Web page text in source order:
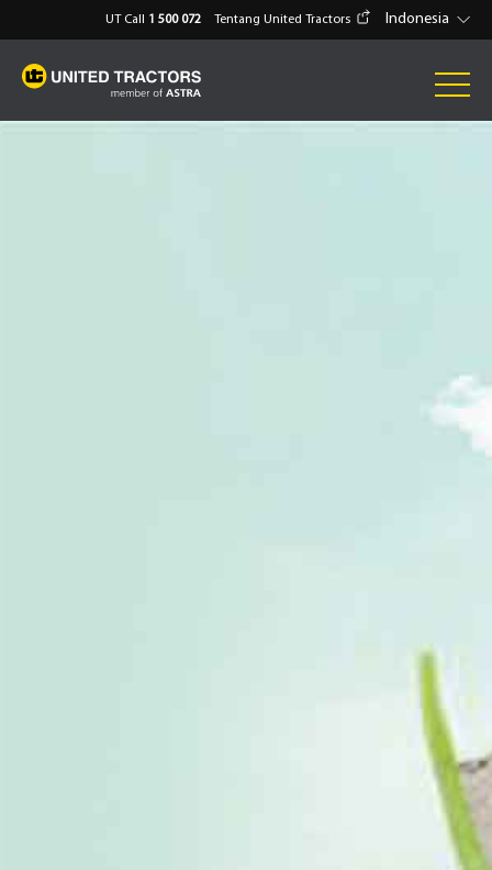
UT Call 1 500 072 Tentang United Tractors Indonesia